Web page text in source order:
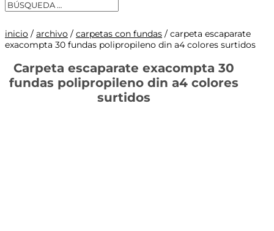
inicio / archivo / carpetas con fundas / carpeta escaparate
exacompta 30 fundas polipropileno din a4 colores surtidos
Carpeta escaparate exacompta 30
fundas polipropileno din a4 colores
surtidos